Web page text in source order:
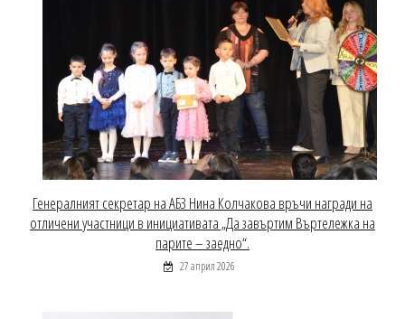
Генералният секретар на АБЗ Нина Колчакова връчи награди на
отличени участници в инициативата „Да завъртим Въртележка на
парите – заедно“.
27 април 2026